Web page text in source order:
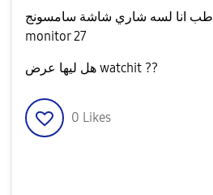
طب انا لسه شاري شاشة سامسونج essential curved
monitor 27
هل ليها عرض watchit ??
0 Likes